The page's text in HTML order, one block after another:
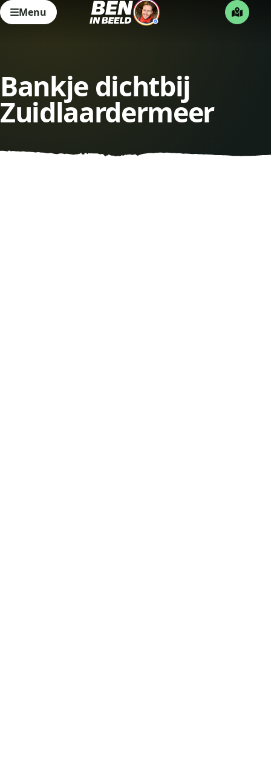
Menu
Bankje dichtbij
Zuidlaardermeer